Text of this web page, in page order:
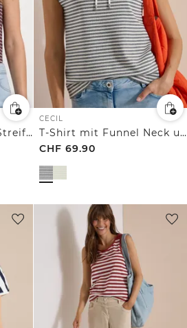
Top mit V-Neck und Streifen
CECIL
T-Shirt mit Funnel Neck und Streifen
CHF 69.90